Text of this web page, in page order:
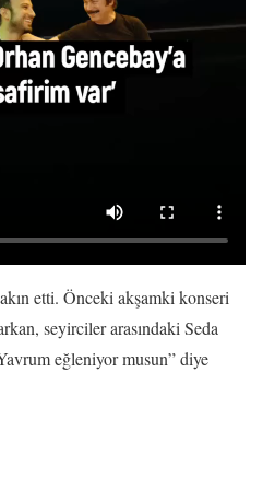
etti. Önceki akşamki konseri
seyirciler arasındaki Seda
eğleniyor musun” diye